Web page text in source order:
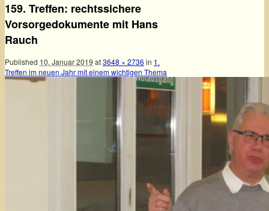
159. Treffen: rechtssichere
Vorsorgedokumente mit Hans
Rauch
Published 10. Januar 2019 at3648 × 2736 in 1.
Treffen im neuen Jahr mit einem wichtigen Thema